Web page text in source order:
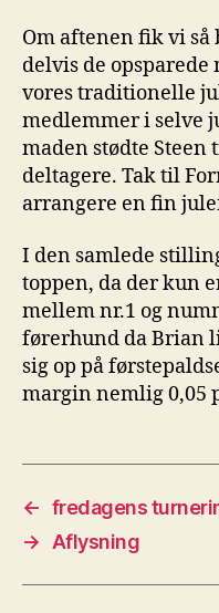
Om aftenen fik vi
delvis de
vores traditionelle
medlemmer i selve
maden stødte Steen
deltagere. Tak til
arrangere en fin
I den samlede
toppen, da der kun
mellem nr.1 og
førerhund da Brian
sig op på
margin nemlig 0,05
← fredagens
→ Aflysning